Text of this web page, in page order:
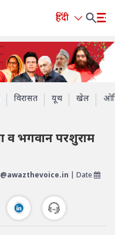
हिंदी
विरासत यूथ खेल
व भगवान परशुराम
| Date